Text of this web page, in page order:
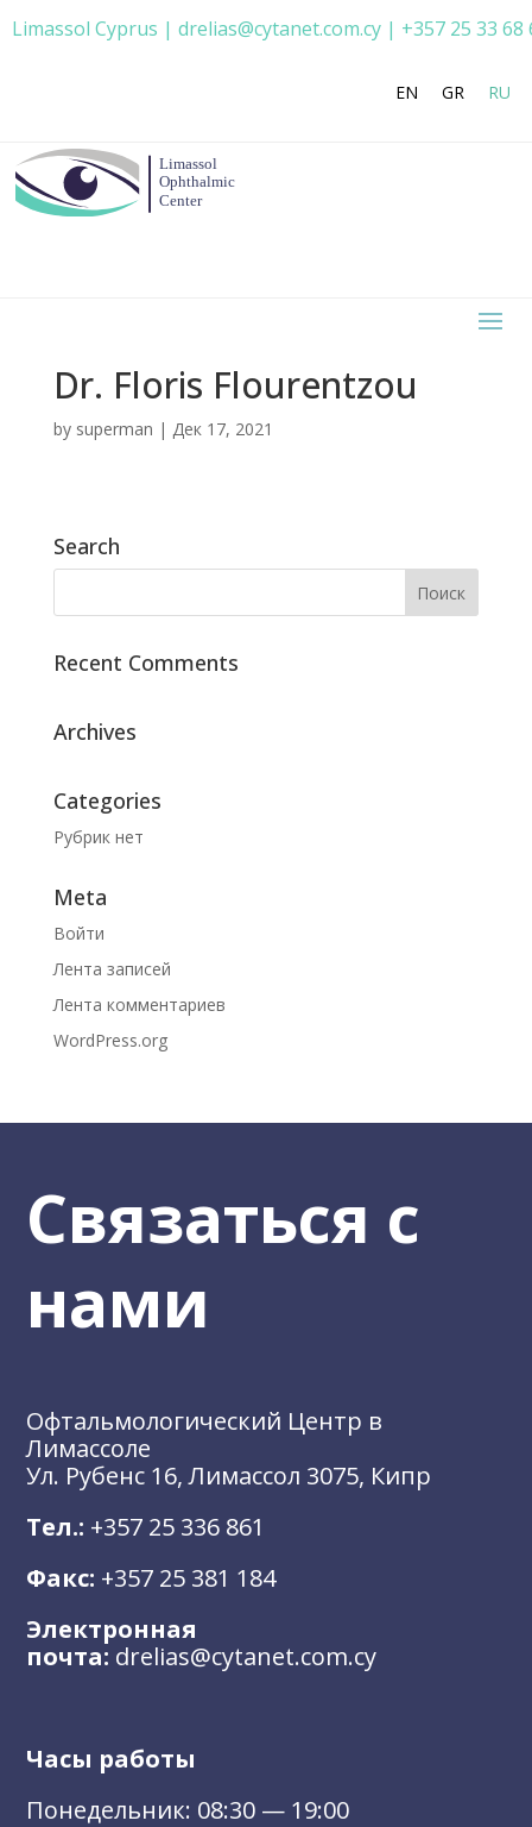
Limassol Cyprus | drelias@cytanet.com.cy | +357 25 33 68
EN GR RU
Dr. Floris Flourentzou
by superman | Дек 17, 2021
Search
Recent Comments
Archives
Categories
Рубрик нет
Meta
Войти
Лента записей
Лента комментариев
WordPress.org
Связаться с
нами
Офтальмологический Центр в
Лимассоле
Ул. Рубенс 16, Лимассол 3075, Кипр
Тел.: +357 25 336 861
Факс: +357 25 381 184
Электронная
почта: drelias@cytanet.com.cy
Часы работы
Понедельник: 08:30 — 19:00